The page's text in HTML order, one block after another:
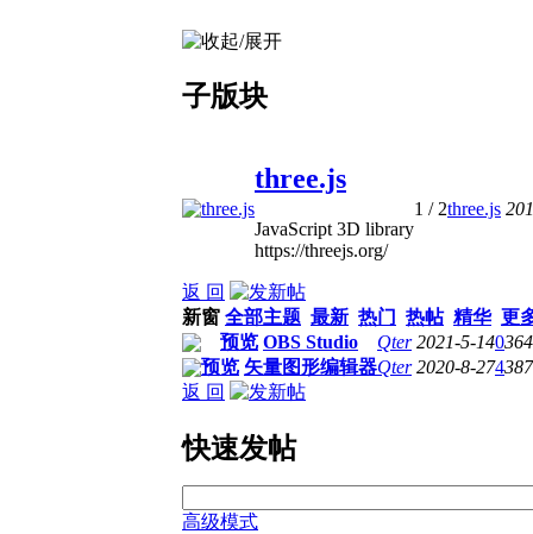
子版块
three.js
JavaScript 3D library
https://threejs.org/
1 / 2three.js
返 回
新窗 全部主题 最新 热门 热帖 精华 更
预览 OBS Studio Qter 2021-5-140
预览 矢量图形编辑器Qter 2020-8-274
返 回
快速发帖
高级模式